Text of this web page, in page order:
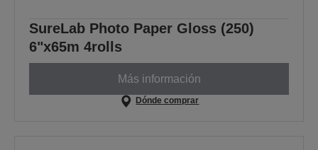
SureLab Photo Paper Gloss (250)
6"x65m 4rolls
Más información
Dónde comprar